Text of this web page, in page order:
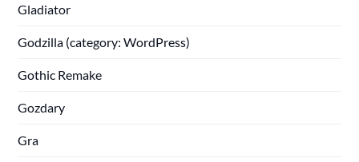
Gladiator
Godzilla (category: WordPress)
Gothic Remake
Gozdary
Gra